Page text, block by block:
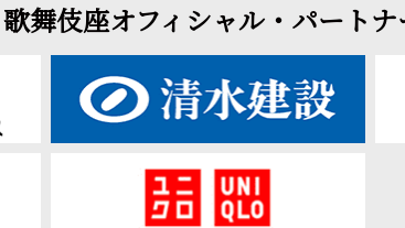
歌舞伎座オフィシャル・パートナ